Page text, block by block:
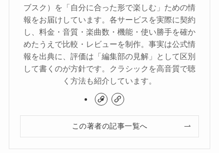
ブスク）を「自分に合った形で楽しむ」ための情
報をお届けしています。各サービスを実際に契約
し、料金・音質・楽曲数・機能・使い勝手を確か
めたうえで比較・レビューを制作。事実は公式情
報を出典に、評価は「編集部の見解」として区別
して書くのが方針です。クラシックを高音質で聴
く方法も紹介しています。
この著者の記事一覧へ